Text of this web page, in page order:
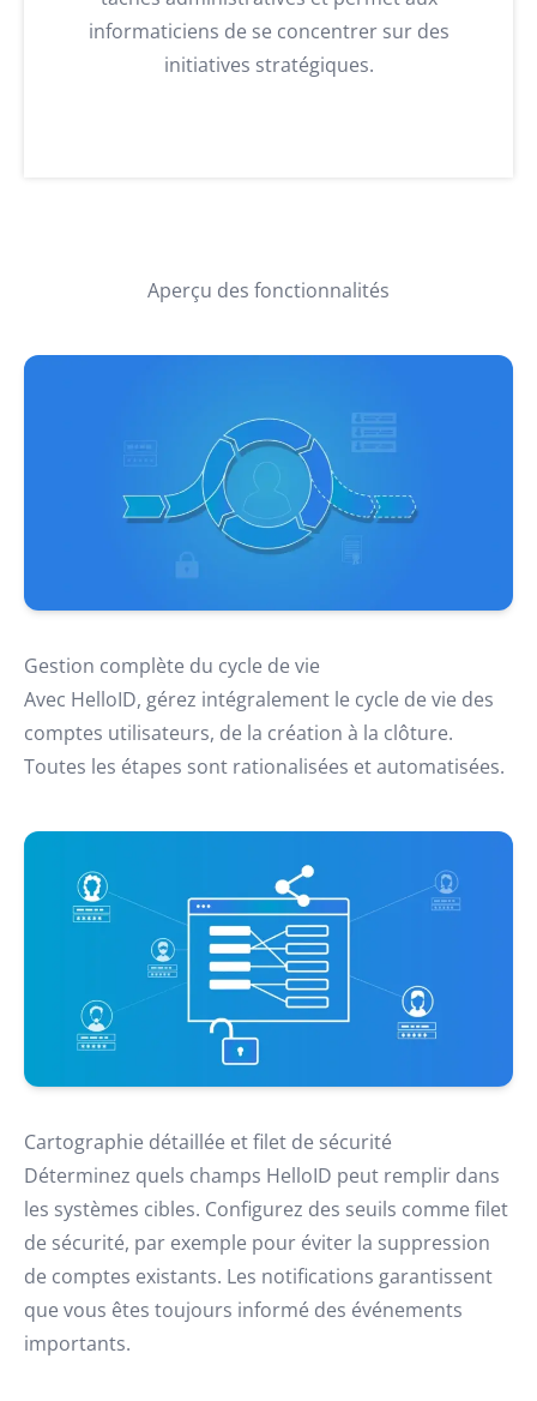
informaticiens de se concentrer sur des
initiatives stratégiques.
Aperçu des fonctionnalités
Gestion complète du cycle de vie
Avec HelloID, gérez intégralement le cycle de vie des
comptes utilisateurs, de la création à la clôture.
Toutes les étapes sont rationalisées et automatisées.
Cartographie détaillée et filet de sécurité
Déterminez quels champs HelloID peut remplir dans
les systèmes cibles. Configurez des seuils comme filet
de sécurité, par exemple pour éviter la suppression
de comptes existants. Les notifications garantissent
que vous êtes toujours informé des événements
importants.